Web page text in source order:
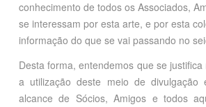
conhecimento de todos os Associados,
se interessam por esta arte, e por esta
informação do que se vai passando no
Desta forma, entendemos que se
a utilização deste meio de divulgação
alcance de Sócios, Amigos e todos